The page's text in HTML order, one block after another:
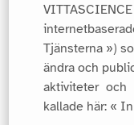
Tjänsterna »)
ändra och
aktiviteter och
kallade här: «